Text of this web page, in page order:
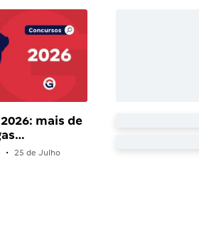
mais de
• 25 de Julho